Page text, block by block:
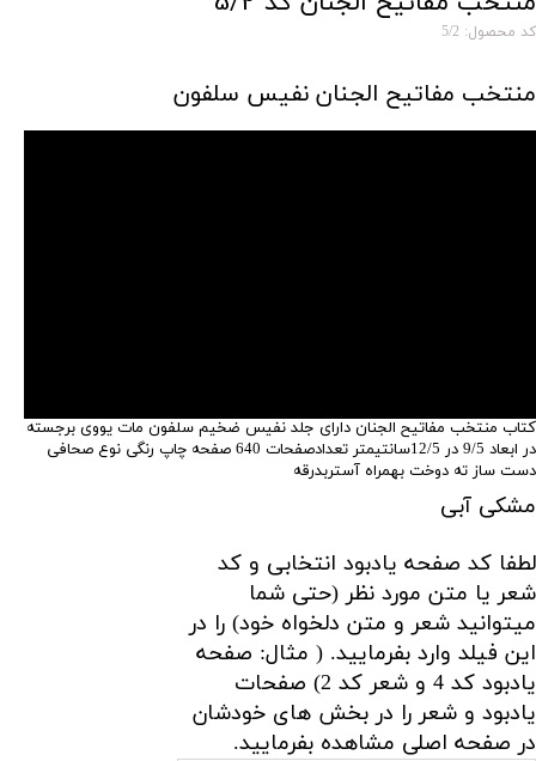
کد محصول: 5/2
منتخب مفاتیح الجنان نفیس سلفون
کتاب منتخب مفاتیح الجنان دارای جلد نفیس ضخیم سلفون مات یووی برجسته
در ابعاد 9/5 در 12/5سانتیمتر تعدادصفحات 640 صفحه چاپ رنگی نوع صحافی
دست ساز ته دوخت بهمراه آستربدرقه
مشکی آبی
لطفا کد صفحه یادبود انتخابی و کد
شعر یا متن مورد نظر (حتی شما
میتوانید شعر و متن دلخواه خود) را در
این فیلد وارد بفرمایید. ( مثال: صفحه
یادبود کد 4 و شعر کد 2) صفحات
یادبود و شعر را در بخش های خودشان
در صفحه اصلی مشاهده بفرمایید.